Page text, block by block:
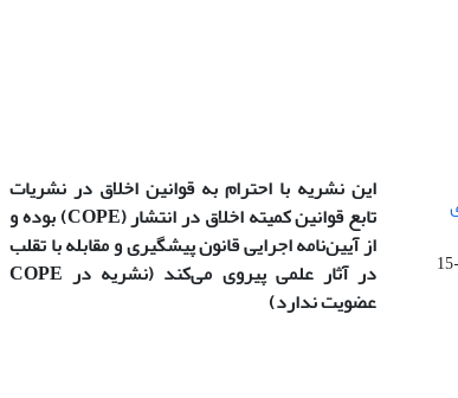
این نشریه با احترام به قوانین اخلاق در نشریات
تابع قوانین کمیته اخلاق در انتشار(COPE)بوده و
از آیین‌نامه اجرایی قانون پیشگیری و مقابله با تقلب
در آثار علمی پیروی می‌کند (نشریه در COPE
عضویت ندارد)